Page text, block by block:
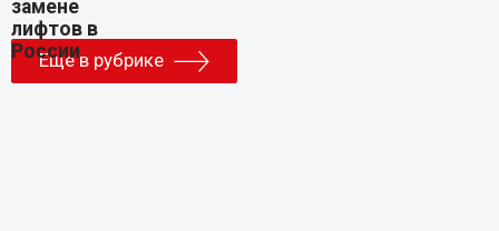
Еще в рубрике